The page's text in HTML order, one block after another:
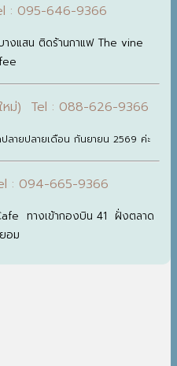
: 095-646-9366
างแสน ติดร้านกาแฟ The vine
หม่) Tel : 088-626-9366
ายปลายเดือน กันยายน 2569 ค่ะ
: 094-665-9366
ทางเข้ากองบิน 41 ฝั่งตลาด
อม